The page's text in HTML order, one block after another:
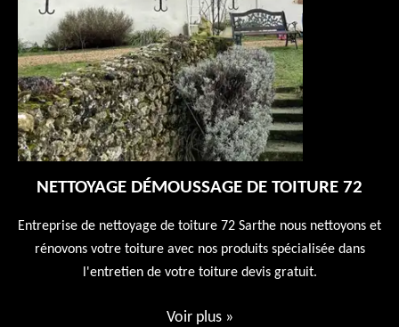
NETTOYAGE DÉMOUSSAGE DE TOITURE 72
Entreprise de nettoyage de toiture 72 Sarthe nous nettoyons et
rénovons votre toiture avec nos produits spécialisée dans
l'entretien de votre toiture devis gratuit.
Voir plus »